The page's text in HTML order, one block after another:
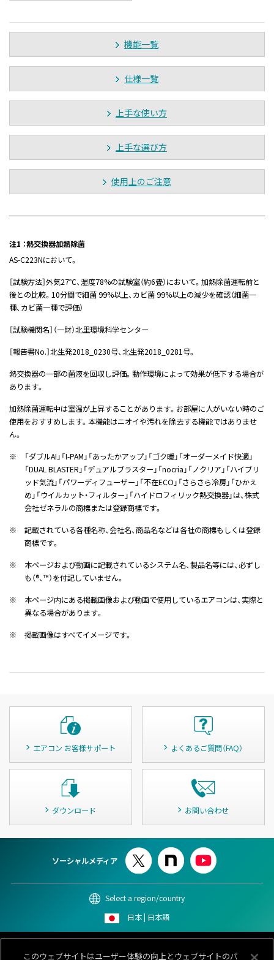
機能一覧
仕様一覧
上手な使い方
上手な選び方
使用上のご注意
注1 ：熱交換器加熱除菌
AS-C223Nにおいて。
［試験方法］外気27℃、湿度78%の試験室（約6畳）において。加熱除菌運転前と
後との比較。10分間で細菌 99%以上、カビ菌 99%以上の減少を確認（細菌一
種、カビ菌一種で評価）
［試験機関名］（一財）北里環境科学センター
［報告書No.］北生発2018_0230号、北生発2018_0281号。
熱交換器の一部の菌液を回収し評価。動作環境によって効果が低下する場合が
あります。
加熱除菌運転中は室温が上昇することがあります。お部屋に人がいない時のご
使用をおすすめします。本機能はニオイや汚れを除去する機能ではありませ
ん。
※
「ダブルAI」「I-PAM」「あったかアップ」「ゴク暖」「オーダーメイド快適」
「DUAL BLASTER」「デュアルブラスター」「nocria」「ノクリア」「ハイブリ
ッド気流」「パワーディフューザー」「不在ECO」「さらさら冷房」「ひかえ
め」「ウイルカット・フィルター」「ハイドロフィリック熱交換器」は、株式
会社ゼネラルの商標または登録商標です。
※
記載されている各種名称、会社名、商品名などは各社の商標もしくは登録
商標です。
※
本ページおよび動画に記載されているシステム名、製品名等には、必ずし
も（®、™）を付記していません。
※
本ページ内にある掲載画像および動画で使用しているエアコンは、実際と
異なる場合があります。
※
掲載画像はすべてイメージです。
エアコン お客様サポート よくあるご質問（FAQ）
ダウンロード お問い合わせ
ソーシャルメディア
Select a region/country
日本 | 日本語
このウェブサイトはユーザー体験の向上とウェブサイトのパ